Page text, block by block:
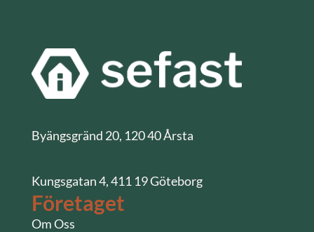
Byängsgränd 20, 120 40 Årsta
Kungsgatan 4, 411 19 Göteborg
Företaget
Om Oss